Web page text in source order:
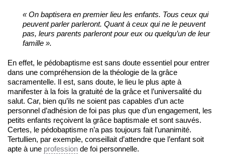
«On baptisera en premier lieu les enfants. Tous ceux qui
peuvent parler parleront. Quant à ceux qui ne le peuvent
pas, leurs parents parleront pour eux ou quelqu’un de leur
famille ».
En effet, le pédobaptisme est sans doute essentiel pour entrer
dans une compréhension de la théologie de la grâce
sacramentelle. Il est, sans doute, le lieu le plus apte à
manifester à la fois la gratuité de la grâce et l’universalité du
salut. Car, bien qu’ils ne soient pas capables d’un acte
personnel d’adhésion de foi pas plus que d’un engagement, les
petits enfants reçoivent la grâce baptismale et sont sauvés.
Certes, le pédobaptisme n’a pas toujours fait l’unanimité.
Tertullien, par exemple, conseillait d’attendre que l’enfant soit
apte à une profession de foi personnelle.